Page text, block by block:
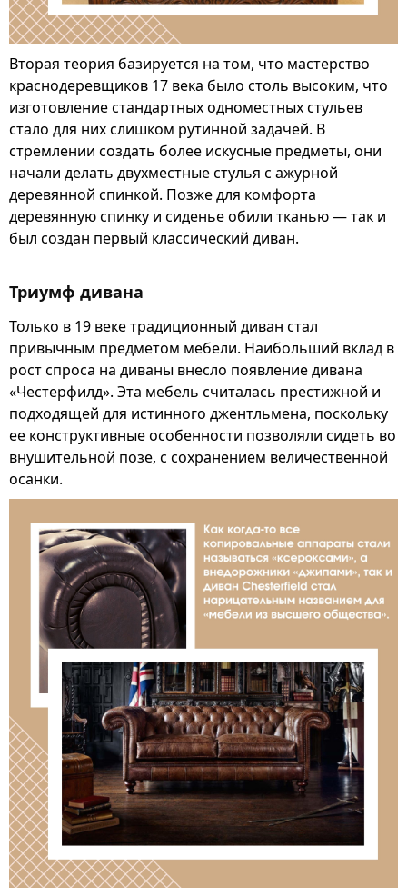
Вторая теория базируется на том, что мастерство
краснодеревщиков 17 века было столь высоким, что
изготовление стандартных одноместных стульев
стало для них слишком рутинной задачей. В
стремлении создать более искусные предметы, они
начали делать двухместные стулья с ажурной
деревянной спинкой. Позже для комфорта
деревянную спинку и сиденье обили тканью — так и
был создан первый классический диван.
Триумф дивана
Только в 19 веке традиционный диван стал
привычным предметом мебели. Наибольший вклад в
рост спроса на диваны внесло появление дивана
«Честерфилд». Эта мебель считалась престижной и
подходящей для истинного джентльмена, поскольку
ее конструктивные особенности позволяли сидеть во
внушительной позе, с сохранением величественной
осанки.